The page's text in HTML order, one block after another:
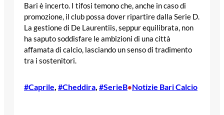
Bari è incerto. I tifosi temono che, anche in caso di
promozione, il club possa dover ripartire dalla Serie D.
La gestione di De Laurentiis, seppur equilibrata, non
ha saputo soddisfare le ambizioni di una città
affamata di calcio, lasciando un senso di tradimento
tra i sostenitori.
#Caprile #Cheddira #SerieB•Notizie Bari Calcio